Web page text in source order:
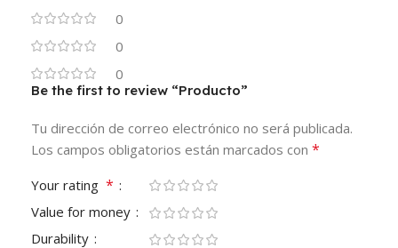
0
0
0
Be the first to review “Producto”
Tu dirección de correo electrónico no será publicada.
Los campos obligatorios están marcados con *
Your rating *
Value for money
Durability